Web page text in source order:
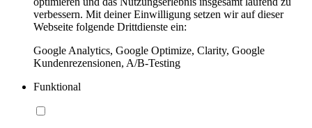
verbessern. Mit deiner Einwilligung setzen wir auf dieser
Webseite folgende Drittdienste ein:
Google Analytics, Google Optimize, Clarity, Google
Kundenrezensionen, A/B-Testing
Funktional